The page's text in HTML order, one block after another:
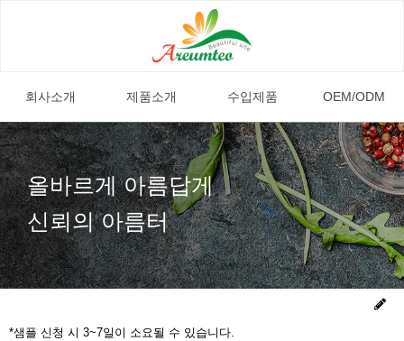
회사소개 제품소개 수입제품 OEM/ODM
올바르게 아름답게
신뢰의 아름터
*샘플 신청 시 3~7일이 소요될 수 있습니다.